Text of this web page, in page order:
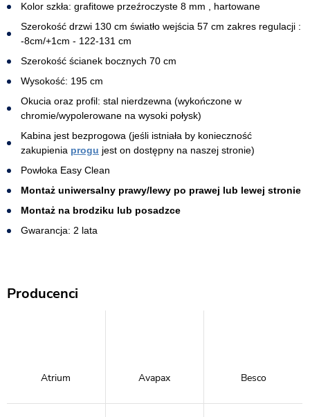
Kolor szkła: grafitowe przeźroczyste 8 mm , hartowane
Szerokość drzwi 130 cm światło wejścia 57 cm zakres regulacji :
-8cm/+1cm - 122-131 cm
Szerokość ścianek bocznych 70 cm
Wysokość: 195 cm
Okucia oraz profil: stal nierdzewna (wykończone w
chromie/wypolerowane na wysoki połysk)
Kabina jest bezprogowa (jeśli istniała by konieczność
zakupienia progu jest on dostępny na naszej stronie)
Powłoka Easy Clean
Montaż uniwersalny prawy/lewy po prawej lub lewej stronie
Montaż na brodziku lub posadzce
Gwarancja: 2 lata
Producenci
Atrium Avapax Besco